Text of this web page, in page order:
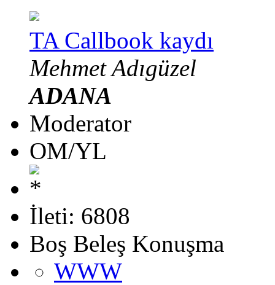
TA Callbook kaydı
Mehmet Adıgüzel
ADANA
Moderator
OM/YL
İleti: 6808
Boş Beleş Konuşma
WWW